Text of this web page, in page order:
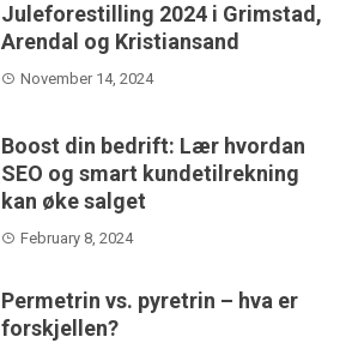
Juleforestilling 2024 i Grimstad,
Arendal og Kristiansand
November 14, 2024
Boost din bedrift: Lær hvordan
SEO og smart kundetilrekning
kan øke salget
February 8, 2024
Permetrin vs. pyretrin – hva er
forskjellen?